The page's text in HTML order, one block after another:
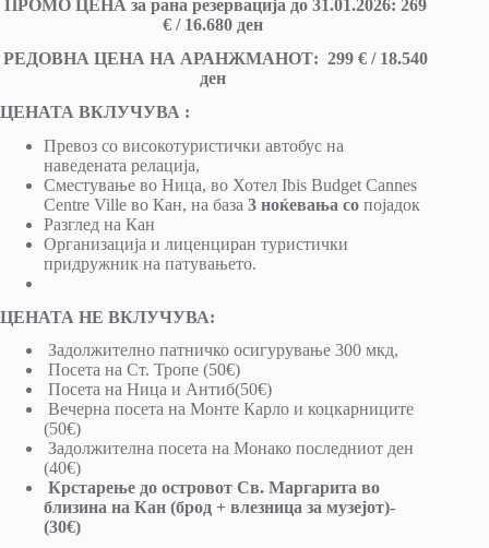
ПРОМО ЦЕНА за рана резервација до 31.01.2026: 269
€ / 16.680 ден
РЕДОВНА ЦЕНА НА АРАНЖМАНОТ: 299 € / 18.540
ден
ЦЕНАТА ВКЛУЧУВА :
Превоз со високотуристички автобус на
наведената релација,
Сместување во Ница, во Хотел Ibis Budget Cannes
Centre Ville во Кан, на база 3 ноќевања со појадок
Разглед на Кан
Организација и лиценциран туристички
придружник на патувањето.
ЦЕНАТА НЕ ВКЛУЧУВА:
Задолжително патничко осигурување 300 мкд,
Посета на Ст. Тропе (50€)
Посета на Ница и Антиб(50€)
Вечерна посета на Монте Карло и коцкарниците
(50€)
Задолжителна посета на Монако последниот ден
(40€)
Крстарење до островот Св. Mаргарита во
близина на Кан (брод + влезница за музејот)-
(30€)